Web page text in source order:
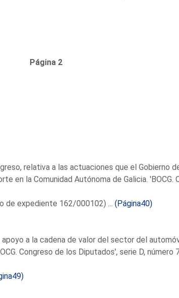
Página 2
relativa a las actuaciones que el Gobierno
en la Comunidad Autónoma de Galicia. 'BOCG.
de expediente 162/000102) ... (Página40)
a la cadena de valor del sector del
Congreso de los Diputados', serie D, número